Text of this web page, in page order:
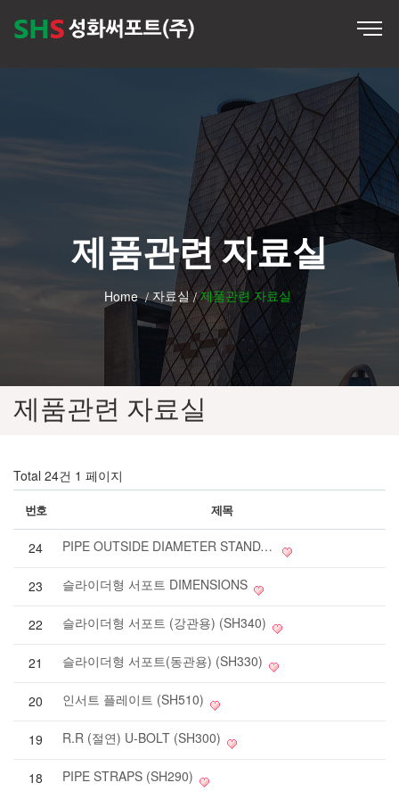
제품관련 자료실
Home 자료실 제품관련 자료실
제품관련 자료실
Total 24건 1 페이지
번호 제목
24 PIPE OUTSIDE DIAMETER STANDARD
23 슬라이더형 서포트 DIMENSIONS
22 슬라이더형 서포트 (강관용) (SH340)
21 슬라이더형 서포트(동관용) (SH330)
20 인서트 플레이트 (SH510)
19 R.R (절연) U-BOLT (SH300)
18 PIPE STRAPS (SH290)